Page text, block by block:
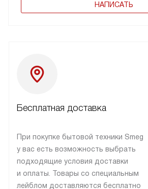
НАПИСАТЬ
Бесплатная доставка
При покупке бытовой техники Smeg
у вас есть возможность выбрать
подходящие условия доставки
и оплаты. Товары со специальным
лейблом доставляются бесплатно